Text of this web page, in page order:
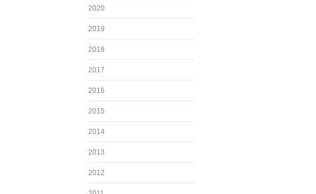
2020
2019
2018
2017
2016
2015
2014
2013
2012